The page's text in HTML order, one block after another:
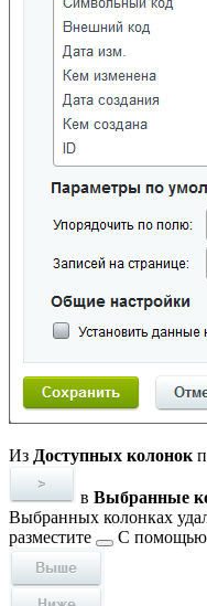
Из Доступных колонок
в Выбранные
Выбранных колонках
разместите
С помощью